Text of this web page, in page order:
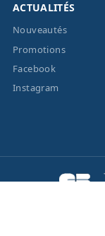
ACTUALITÉS
Nouveautés
Promotions
Facebook
Instagram